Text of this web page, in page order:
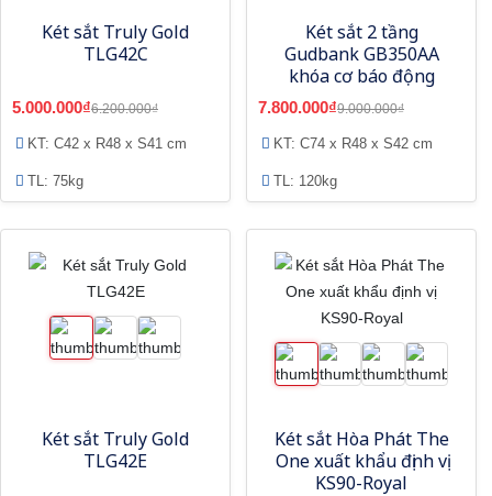
Két sắt Truly Gold
TLG42C
5.000.000₫6.200.000₫
KT: C42 x R48 x S41 cm
TL: 75kg
Két sắt 2 tầng
Gudbank GB350AA
khóa cơ báo động
7.800.000₫9.000.000₫
KT: C74 x R48 x S42 cm
TL: 120kg
Két sắt Truly Gold
TLG42E
Két sắt Hòa Phát The
One xuất khẩu định vị
KS90-Royal